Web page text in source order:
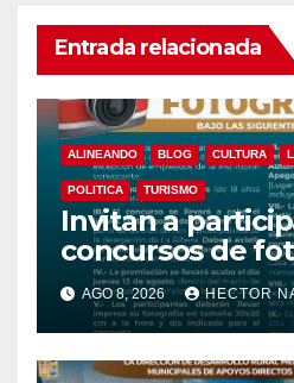
Entrada relacionada
ALINEANDO BLOG CULTURA
POLITICA TURISMO
Invitan a
concursos de
canto y pintura
Tradicionales La
AGO 8, 2026 HECTOR